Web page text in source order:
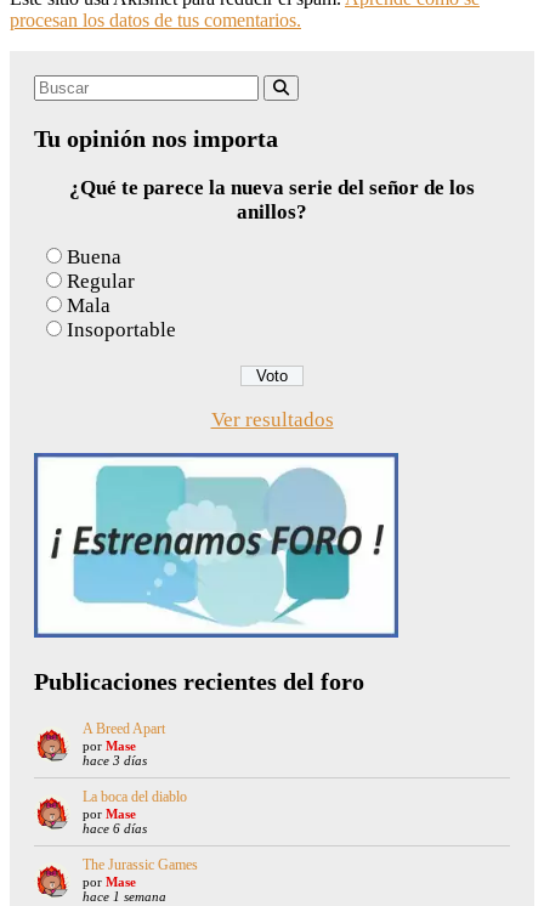
procesan los datos de tus comentarios.
Search
Tu opinión nos importa
¿Qué te parece la nueva serie del señor de los
anillos?
Buena
Regular
Mala
Insoportable
Ver resultados
Publicaciones recientes del foro
A Breed Apart
por Mase
hace 3 días
La boca del diablo
por Mase
hace 6 días
The Jurassic Games
por Mase
hace 1 semana